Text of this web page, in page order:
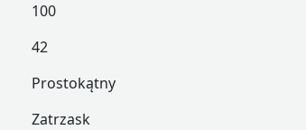
100
42
Prostokątny
Zatrzask